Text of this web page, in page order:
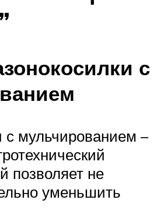
с
с мульчированием –
позволяет не
уменьшить